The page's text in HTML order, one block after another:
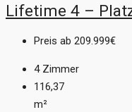
Lifetime 4 –
Preis ab 209.999€
4 Zimmer
116,37
m²